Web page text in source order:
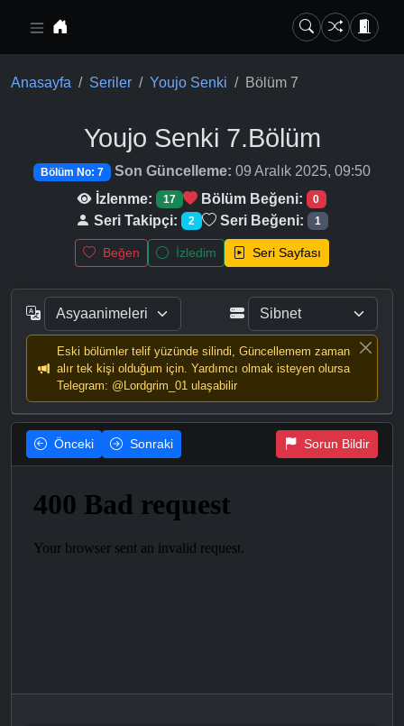
Anasayfa Seriler Youjo Senki Bölüm 7
Youjo Senki 7.Bölüm
Bölüm No: 7 Son Güncelleme: 09 Aralık 2025, 09:50
İzlenme:
17 Bölüm Beğeni: 0
Seri Takipçi: 2 Seri Beğeni: 1
Beğen İzledim Seri Sayfası
Eski bölümler telif yüzünde silindi, Güncellemem zaman
alır tek kişi olduğum için. Yardımcı olmak isteyen olursa
Telegram: @Lordgrim_01 ulaşabilir
Önceki Sonraki Sorun Bildir